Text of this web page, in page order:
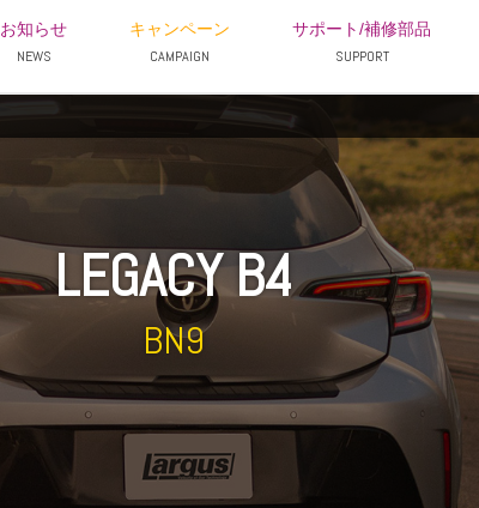
お知らせ
NEWS
キャンペーン
CAMPAIGN
サポート/補修部品
SUPPORT
LEGACY B4
BN9